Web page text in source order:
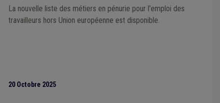
La nouvelle liste des métiers en pénurie pour l'emploi des
travailleurs hors Union européenne est disponible.
20 Octobre 2025